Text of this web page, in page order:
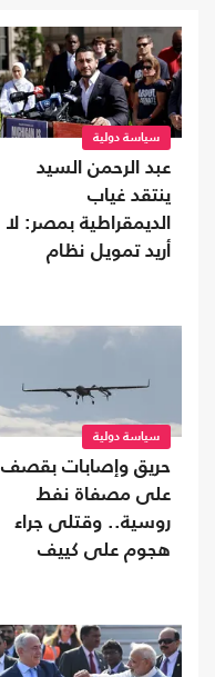
سياسة دولية
عبد الرحمن السيد
ينتقد غياب
الديمقراطية بمصر: لا
أريد تمويل نظام
سياسة دولية
حريق وإصابات بقصف
على مصفاة نفط
روسية.. وقتلى جراء
هجوم على كييف